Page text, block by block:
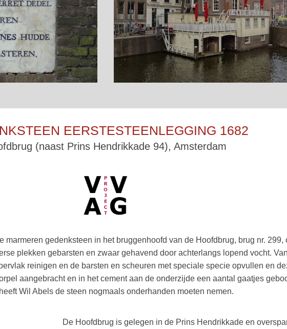
EERSTESTEENLEGGING 1682
(naast Prins Hendrikkade 94), Amsterdam
marmeren gedenksteen in het bruggenhoofd van de Hoofdbrug, brug nr.
plekken gebarsten en zwaar gehavend door achterlangs lopend vocht.
reinigen en de barsten en scheuren met speciale specie opvullen en
aangebracht en in het cement aan de onderzijde een aantal gaatjes
Wil Abels de steen nogmaals onderhanden moeten nemen.
De Hoofdbrug is gelegen in de Prins Hendrikkade en